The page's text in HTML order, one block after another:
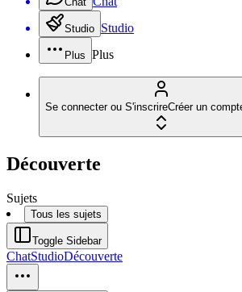
Studio Studio
Plus Plus
Se connecter ou S'inscrireCréer un
Découverte
Sujets
Tous les sujets
Toggle Sidebar
ChatStudioDécouverte